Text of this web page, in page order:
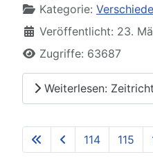
Kategorie:
Veröffentlicht: 23.
Zugriffe: 63687
Weiterlesen:
114 115